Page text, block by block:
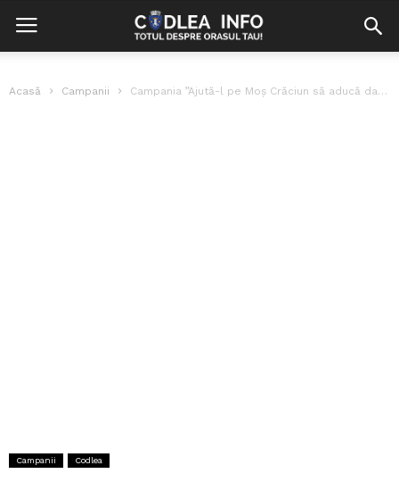
Acasă Campanii Campania ”Ajută-l pe Moș Crăciun să aducă daruri”, inițiată de mai mulți...
Campanii Codlea